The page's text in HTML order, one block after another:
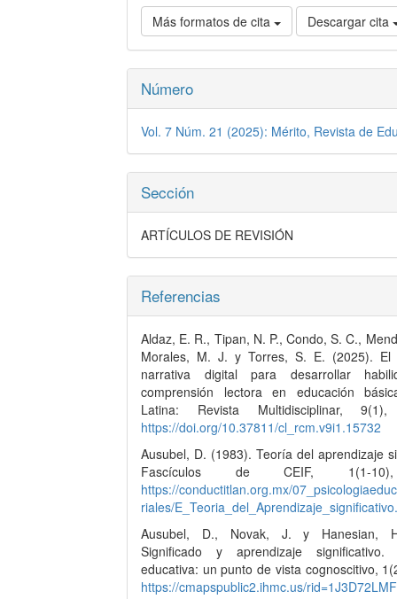
Más formatos de cita Descargar cita
Número
Vol. 7 Núm. 21 (2025): Mérito, Revista de
Sección
ARTÍCULOS DE REVISIÓN
Referencias
Aldaz, E. R., Tipan, N. P., Condo, S. C.,
Morales, M. J. y Torres, S. E. (2025).
narrativa digital para desarrollar
comprensión lectora en educación
Latina: Revista Multidisciplinar, 9(1),
https://doi.org/10.37811/cl_rcm.v9i1.15732
Ausubel, D. (1983). Teoría del aprendizaje
Fascículos de CEIF, 1(1-
https://conductitlan.org.mx/
riales/
Ausubel, D., Novak, J. y Hanesian,
Significado y aprendizaje significativo.
educativa: un punto de vista cognoscitivo,
https://cmapspublic2.ihmc.us/